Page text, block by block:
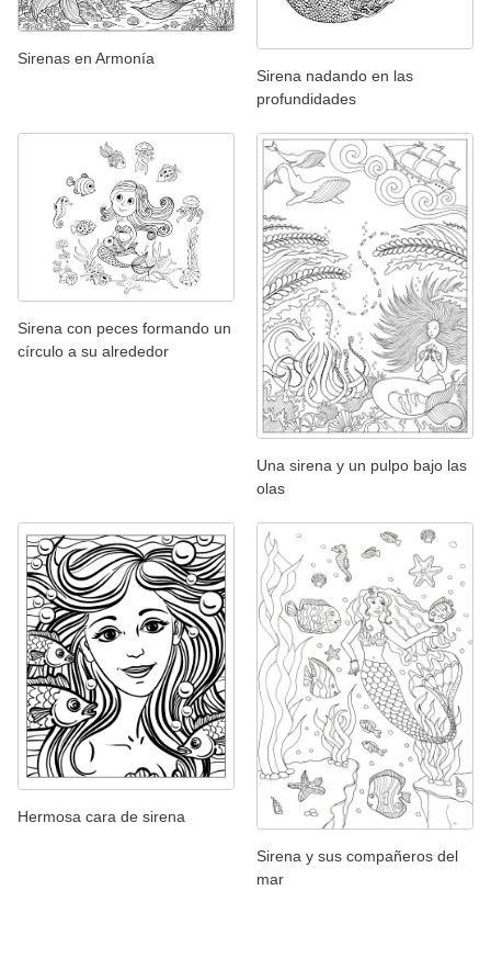
Sirenas en Armonía
Sirena nadando en las
profundidades
Sirena con peces formando un
círculo a su alrededor
Una sirena y un pulpo bajo las
olas
Hermosa cara de sirena
Sirena y sus compañeros del
mar